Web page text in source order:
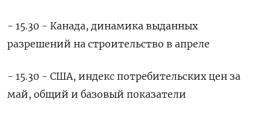
- 15.30 - Канада, динамика выданных
разрешений на строительство в апреле
- 15.30 - США, индекс потребительских цен за
май, общий и базовый показатели